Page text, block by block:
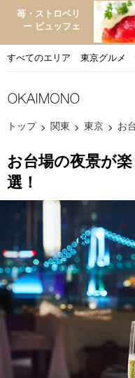
苺・ストロベリ
ー ビュッフェ
すべてのエリア 東京グルメ
トップ 関東 東京 お
お台場の夜景が
選！